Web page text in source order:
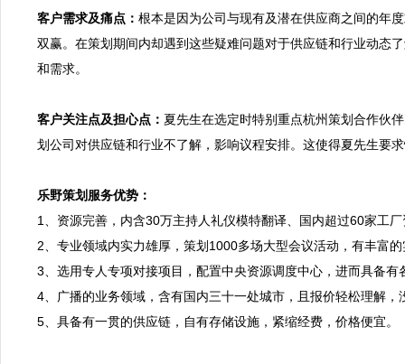
客户需求及痛点： 根本是因为公司与现有及潜在供应商之间的年
双赢。在策划期间内却遇到这些疑难问题对于供应链和行业动态
和需求。
客户关注点及担心点： 夏先生在选定时特别重点杭州策划合作伙
划公司对供应链和行业不了解，影响议程安排。这使得夏先生要
乐野策划服务优势：
1、资源完善，内含30万主持人礼仪模特翻译、国内超过60家工
2、专业领域内实力雄厚，策划1000多场大型会议活动，有丰富
3、选用专人专项对接项目，配置中央资源调度中心，进而具备
4、广播的业务领域，含有国内三十一处城市，且报价轻松理解，
5、具备有一贯的供应链，自有存储设施，紧缩经费，价格便宜。